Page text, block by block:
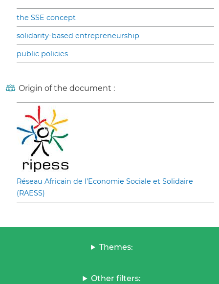
the SSE concept
solidarity-based entrepreneurship
public policies
Origin of the document :
Réseau Africain de l’Economie Sociale et Solidaire
(RAESS)
Themes:
Other filters: